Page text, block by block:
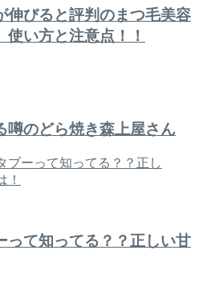
伸びると評判のまつ毛美容
い方と注意点！！
噂のどら焼き森上屋さん
って知ってる？？正しい甘